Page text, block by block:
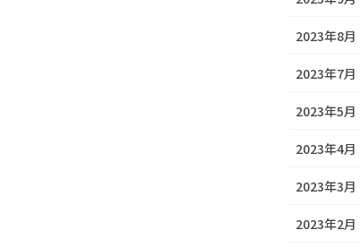
2023年8月
2023年7月
2023年5月
2023年4月
2023年3月
2023年2月